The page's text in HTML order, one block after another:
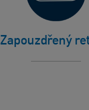
Zapouzdřený
zlepšit vzhled
jemných
a vrásek